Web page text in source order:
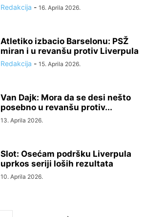
Redakcija - 16. Aprila 2026.
Atletiko izbacio Barselonu: PSŽ
miran i u revanšu protiv Liverpula
Redakcija - 15. Aprila 2026.
Van Dajk: Mora da se desi nešto
posebno u revanšu protiv...
13. Aprila 2026.
Slot: Osećam podršku Liverpula
uprkos seriji loših rezultata
10. Aprila 2026.